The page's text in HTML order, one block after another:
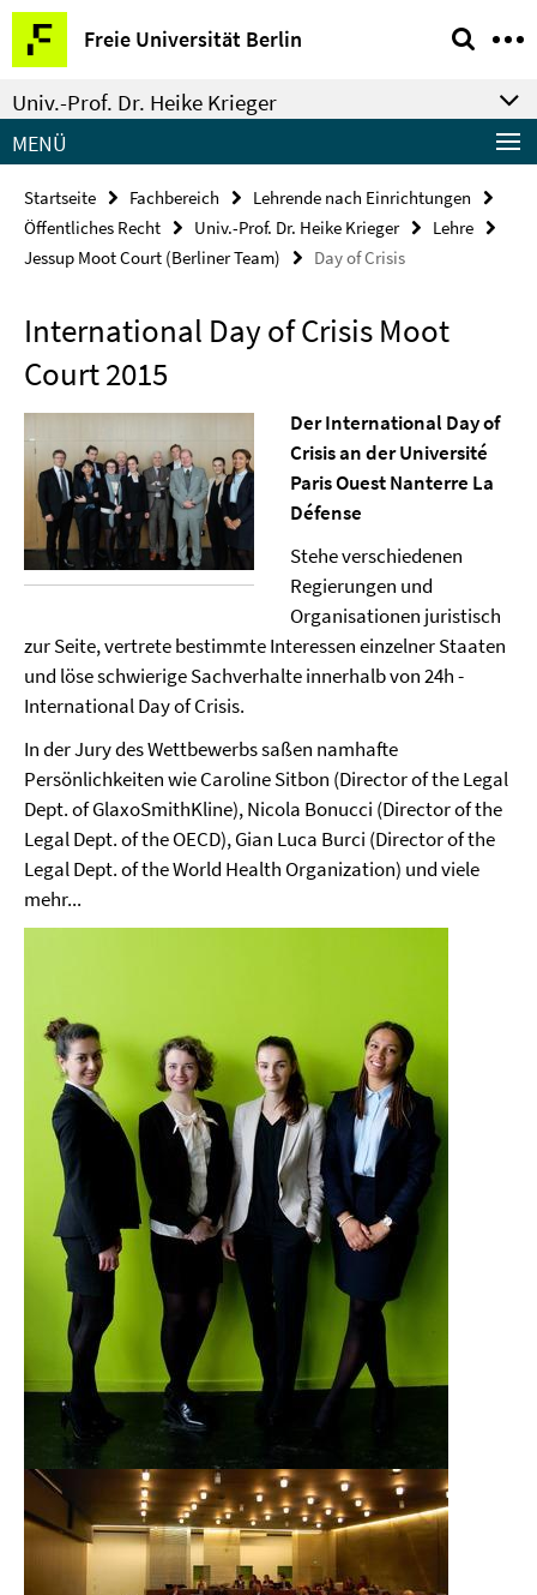
Springe
direkt
zu
Inhalt
Freie Universität Berlin
Service-
Navigation
Univ.-Prof. Dr. Heike Krieger
MENÜ
Startseite Fachbereich
Lehrende nach Einrichtungen
Öffentliches Recht
Univ.-Prof. Dr. Heike Krieger
Lehre
Jessup Moot Court (Berliner Team)
Day of Crisis
International Day of Crisis Moot
Court 2015
Der International Day of
Crisis an der Université
Paris Ouest Nanterre La
Défense
Stehe verschiedenen
Regierungen und
Organisationen juristisch
zur Seite, vertrete bestimmte Interessen einzelner Staaten
und löse schwierige Sachverhalte innerhalb von 24h -
International Day of Crisis.
In der Jury des Wettbewerbs saßen namhafte
Persönlichkeiten wie Caroline Sitbon (Director of the Legal
Dept. of GlaxoSmithKline), Nicola Bonucci (Director of the
Legal Dept. of the OECD), Gian Luca Burci (Director of the
Legal Dept. of the World Health Organization) und viele
mehr...